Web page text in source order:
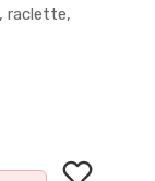
raclette,